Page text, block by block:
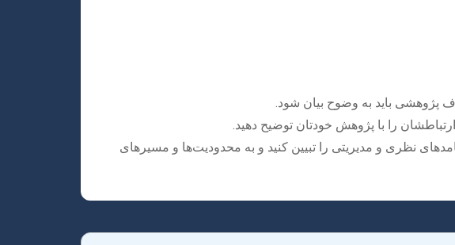
پژوهشی باید به وضوح بیان شود.
را با پژوهش خودتان توضیح دهید.
نظری و مدیریتی را تبیین کنید و به محدودیت‌ها و مسیرهای